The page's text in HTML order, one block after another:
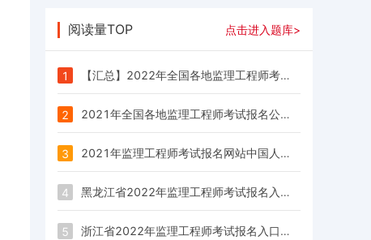
阅读量TOP 点击进入题库>
1 【汇总】2022年全国各地监理工程师考试报名公告/报名时间/报名入口一览表
2 2021年全国各地监理工程师考试报名公告/报名时间/报名入口汇总
3 2021年监理工程师考试报名网站中国人事考试网：www.cpta.com.cn
4 黑龙江省2022年监理工程师考试报名入口已经开通！
5 浙江省2022年监理工程师考试报名入口已经开通！